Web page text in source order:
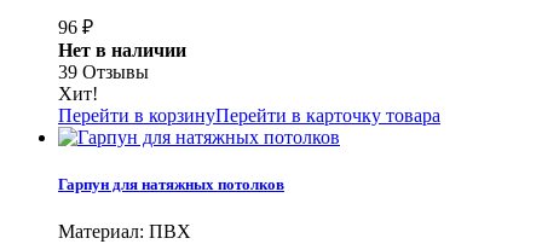
96 ₽
Нет в наличии
39 Отзывы
Хит!
Перейти в корзинуПерейти в карточку товара
Гарпун для натяжных потолков
Материал: ПВХ